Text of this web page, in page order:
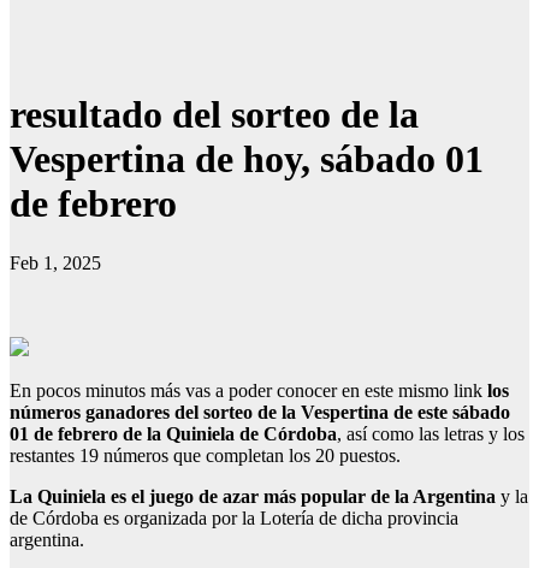
resultado del sorteo de la
Vespertina de hoy, sábado 01
de febrero
Feb 1, 2025
En pocos minutos más vas a poder conocer en este mismo link los
números ganadores del sorteo de la Vespertina de este sábado
01 de febrero de la Quiniela de Córdoba, así como las letras y los
restantes 19 números que completan los 20 puestos.
La Quiniela es el juego de azar más popular de la Argentina y la
de Córdoba es organizada por la Lotería de dicha provincia
argentina.